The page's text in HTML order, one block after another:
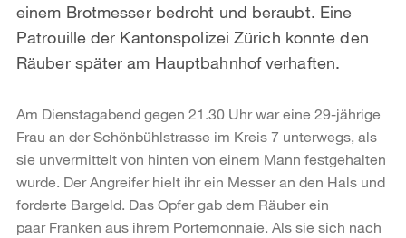
einem Brotmesser bedroht und beraubt. Eine
Patrouille der Kantonspolizei Zürich konnte den
Räuber später am Hauptbahnhof verhaften.
Am Dienstagabend gegen 21.30 Uhr war eine 29-jährige
Frau an der Schönbühlstrasse im Kreis 7 unterwegs, als
sie unvermittelt von hinten von einem Mann festgehalten
wurde. Der Angreifer hielt ihr ein Messer an den Hals und
forderte Bargeld. Das Opfer gab dem Räuber ein
paar Franken aus ihrem Portemonnaie. Als sie sich nach